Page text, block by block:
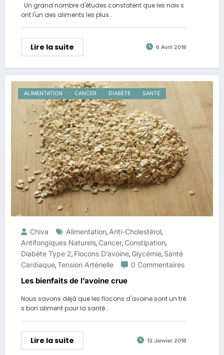
Un grand nombre d'études constatent que les noix s
ont l'un des aliments les plus…
Lire la suite 6 Avril 2018
ALIMENTATION CANCER DIABÈTE SANTÉ
Chiva Alimentation, Anti-Cholestérol,
Antifongiques Naturels, Cancer, Constipation,
Diabète Type 2, Flocons D’avoine, Glycémie, Santé
Cardiaque,Tension Artérielle 0 Commentaires
Les bienfaits de l’avoine crue
Nous savons déjà que les flocons d'avoine sont un trè
s bon aliment pour la santé…
Lire la suite 13 Janvier 2018